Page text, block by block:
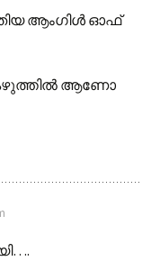
ആംഗിള്‍ ഓഫ്
ആണോ